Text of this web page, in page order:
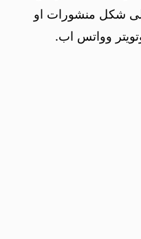
شكل منشورات او
وواتس اب.